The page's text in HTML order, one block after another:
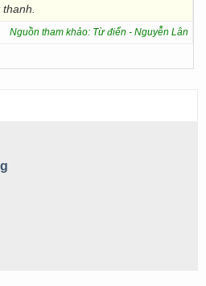
Nguồn tham khảo: Từ điển - Nguyễn Lân